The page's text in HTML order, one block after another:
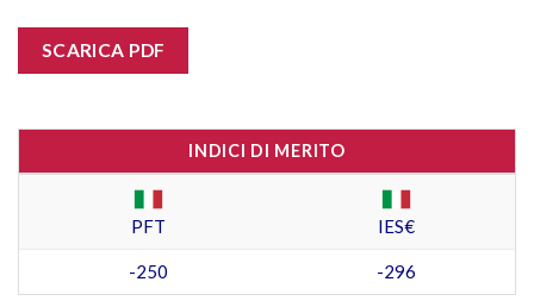
SCARICA PDF
INDICI DI MERITO
PFT IES€
-250 -296